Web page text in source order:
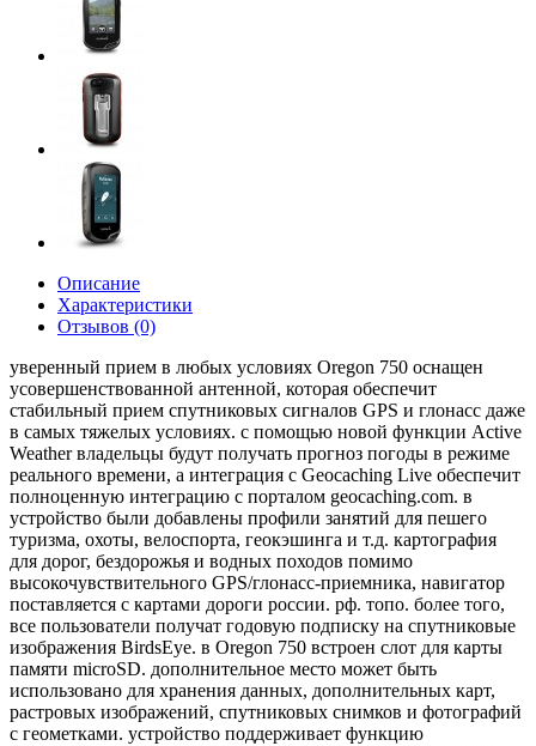
Описание
Характеристики
Отзывов (0)
уверенный прием в любых условиях Oregon 750 оснащен
усовершенствованной антенной, которая обеспечит
стабильный прием спутниковых сигналов GPS и глонасс даже
в самых тяжелых условиях. с помощью новой функции Active
Weather владельцы будут получать прогноз погоды в режиме
реального времени, а интеграция с Geocaching Live обеспечит
полноценную интеграцию с порталом geocaching.com. в
устройство были добавлены профили занятий для пешего
туризма, охоты, велоспорта, геокэшинга и т.д. картография
для дорог, бездорожья и водных походов помимо
высокочувствительного GPS/глонасс-приемника, навигатор
поставляется с картами дороги россии. рф. топо. более того,
все пользователи получат годовую подписку на спутниковые
изображения BirdsEye. в Oregon 750 встроен слот для карты
памяти microSD. дополнительное место может быть
использовано для хранения данных, дополнительных карт,
растровых изображений, спутниковых снимков и фотографий
с геометками. устройство поддерживает функцию